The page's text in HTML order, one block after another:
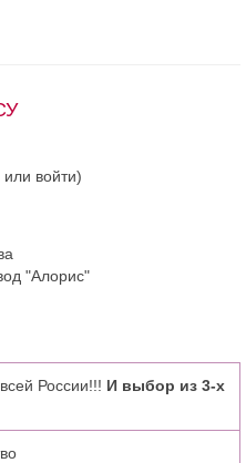
или войти)
"Алорис"
России!!! И выбор из 3-х